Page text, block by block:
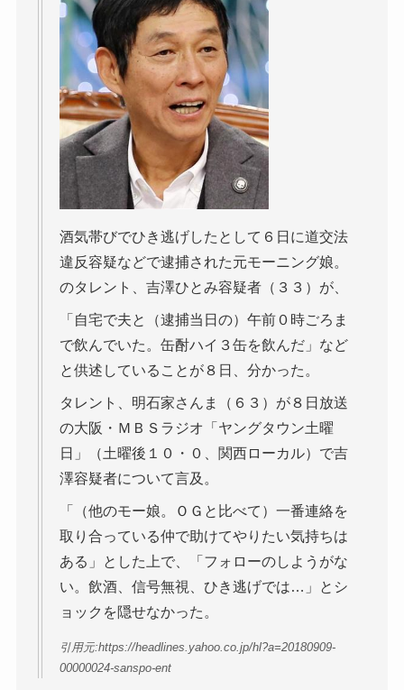
酒気帯びでひき逃げしたとして６日に道交法
違反容疑などで逮捕された元モーニング娘。
のタレント、吉澤ひとみ容疑者（３３）が、
「自宅で夫と（逮捕当日の）午前０時ごろま
で飲んでいた。缶酎ハイ３缶を飲んだ」など
と供述していることが８日、分かった。
タレント、明石家さんま（６３）が８日放送
の大阪・ＭＢＳラジオ「ヤングタウン土曜
日」（土曜後１０・０、関西ローカル）で吉
澤容疑者について言及。
「（他のモー娘。ＯＧと比べて）一番連絡を
取り合っている仲で助けてやりたい気持ちは
ある」とした上で、「フォローのしようがな
い。飲酒、信号無視、ひき逃げでは…」とシ
ョックを隠せなかった。
引用元:https://headlines.yahoo.co.jp/hl?a=20180909-
00000024-sanspo-ent